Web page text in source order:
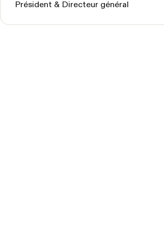
Président & Directeur général